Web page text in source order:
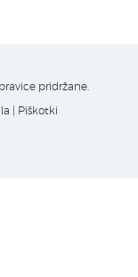
pridržane.
Piškotki